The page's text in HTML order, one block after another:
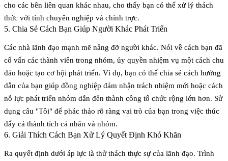
cho các bên liên quan khác nhau, cho thấy bạn có thể xử lý thách
thức với tính chuyên nghiệp và chính trực.
5. Chia Sẻ Cách Bạn Giúp Người Khác Phát Triển
Các nhà lãnh đạo mạnh mẽ nâng đỡ người khác. Nói về cách bạn đã
cố vấn các thành viên trong nhóm, ủy quyền nhiệm vụ một cách chu
đáo hoặc tạo cơ hội phát triển. Ví dụ, bạn có thể chia sẻ cách hướng
dẫn của bạn giúp đồng nghiệp đảm nhận trách nhiệm mới hoặc cách
nỗ lực phát triển nhóm dẫn đến thành công tổ chức rộng lớn hơn. Sử
dụng câu "Tôi" để phác thảo rõ ràng vai trò của bạn trong việc thúc
đẩy cả thành tích cá nhân và nhóm.
6. Giải Thích Cách Bạn Xử Lý Quyết Định Khó Khăn
Ra quyết định dưới áp lực là thử thách thực sự của lãnh đạo. Trình